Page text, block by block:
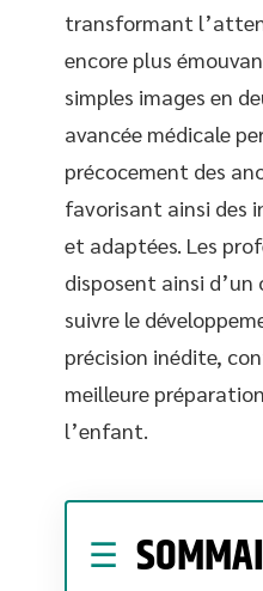
transformant
encore plus
simples images en
avancée médicale
précocement des
favorisant ainsi des
et adaptées. Les
disposent ainsi
suivre le
précision inédite,
meilleure
l’enfant.